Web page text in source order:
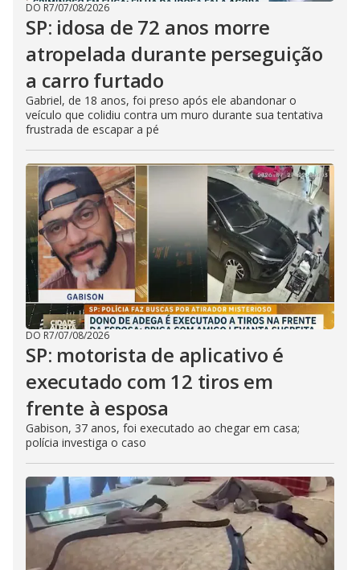
DO R7/07/08/2026
SP: idosa de 72 anos morre
atropelada durante perseguição
a carro furtado
Gabriel, de 18 anos, foi preso após ele abandonar o
veículo que colidiu contra um muro durante sua tentativa
frustrada de escapar a pé
DO R7/07/08/2026
SP: motorista de aplicativo é
executado com 12 tiros em
frente à esposa
Gabison, 37 anos, foi executado ao chegar em casa;
polícia investiga o caso